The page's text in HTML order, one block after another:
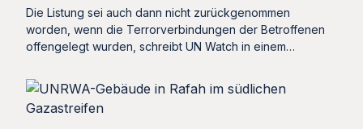
Die Listung sei auch dann nicht zurückgenommen
worden, wenn die Terrorverbindungen der Betroffenen
offengelegt wurden, schreibt UN Watch in einem…